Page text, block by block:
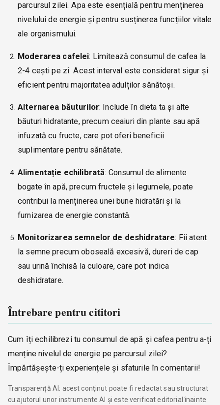
parcursul zilei. Apa este esențială pentru menținerea
nivelului de energie și pentru susținerea funcțiilor vitale
ale organismului.
Moderarea cafelei: Limitează consumul de cafea la
2-4 cești pe zi. Acest interval este considerat sigur și
eficient pentru majoritatea adulților sănătoși.
Alternarea băuturilor: Include în dieta ta și alte
băuturi hidratante, precum ceaiuri din plante sau apă
infuzată cu fructe, care pot oferi beneficii
suplimentare pentru sănătate.
Alimentație echilibrată: Consumul de alimente
bogate în apă, precum fructele și legumele, poate
contribui la menținerea unei bune hidratări și la
furnizarea de energie constantă.
Monitorizarea semnelor de deshidratare: Fii atent
la semne precum oboseală excesivă, dureri de cap
sau urină închisă la culoare, care pot indica
deshidratare.
Întrebare pentru cititori
Cum îți echilibrezi tu consumul de apă și cafea pentru a-ți
menține nivelul de energie pe parcursul zilei?
Împărtășește-ți experiențele și sfaturile în comentarii!
Transparență AI: acest conținut poate fi redactat sau structurat
cu ajutorul unor instrumente AI și este verificat editorial înainte